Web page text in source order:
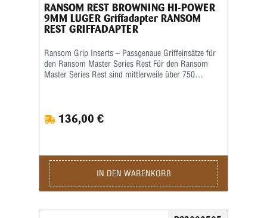
RANSOM REST BROWNING HI-POWER
9MM LUGER Griffadapter RANSOM
REST GRIFFADAPTER
Ransom Grip Inserts – Passgenaue Griffeinsätze für
den Ransom Master Series Rest Für den Ransom
Master Series Rest sind mittlerweile über 750
ermöglichen eine sichere sowie wiederholgenaue
Aufnahme der Waffe im Schießstand. Viele Grip
reproduzierbare Schussergebnisse empfiehlt Ransom
jedoch, stets den speziell für das jeweilige
Waffenmodell vorgesehenen Griffeinsatz zu
verwenden. Das Produktbild ist ein Beispielbild!
136,00 €
IN DEN WARENKORB